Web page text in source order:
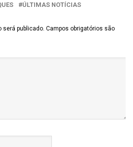
ÚLTIMAS NOTÍCIAS
será publicado. Campos obrigatórios são